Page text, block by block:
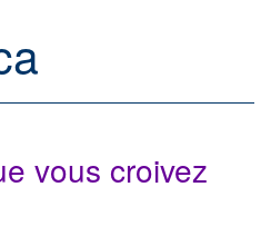
vous croivez